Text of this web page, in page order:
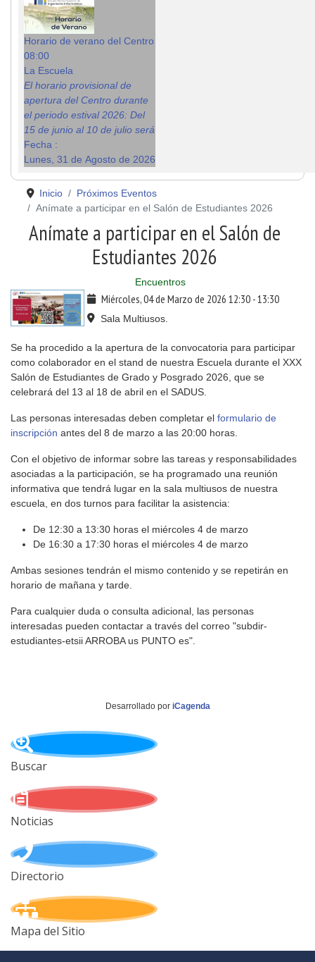
Horario de verano del Centro
08:00
La Escuela
El horario provisional de
apertura del Centro durante
el periodo estival 2026: Del
15 de junio al 10 de julio será
Fecha :
Lunes, 31 de Agosto de 2026
Inicio
Próximos Eventos
Anímate a participar en el Salón de Estudiantes 2026
Anímate a participar en el Salón de
Estudiantes 2026
Encuentros
Miércoles, 04 de Marzo de 2026 12:30-13:30
Sala Multiusos.
Se ha procedido a la apertura de la convocatoria para participar
como colaborador en el stand de nuestra Escuela durante el XXX
Salón de Estudiantes de Grado y Posgrado 2026, que se
celebrará del 13 al 18 de abril en el SADUS.
Las personas interesadas deben completar el formulario de
inscripción antes del 8 de marzo a las 20:00 horas.
Con el objetivo de informar sobre las tareas y responsabilidades
asociadas a la participación, se ha programado una reunión
informativa que tendrá lugar en la sala multiusos de nuestra
escuela, en dos turnos para facilitar la asistencia:
De 12:30 a 13:30 horas el miércoles 4 de marzo
De 16:30 a 17:30 horas el miércoles 4 de marzo
Ambas sesiones tendrán el mismo contenido y se repetirán en
horario de mañana y tarde.
Para cualquier duda o consulta adicional, las personas
interesadas pueden contactar a través del correo "subdir-
estudiantes-etsii ARROBA us PUNTO es".
Desarrollado por iCagenda
Buscar
Noticias
Directorio
Mapa del Sitio